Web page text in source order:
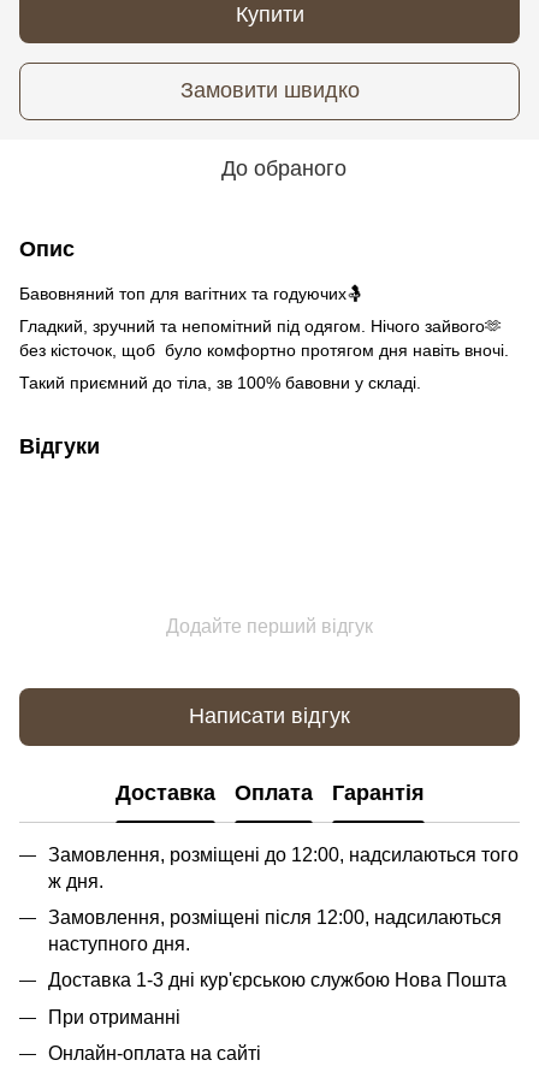
Купити
Замовити швидко
До обраного
Опис
Бавовняний топ для вагітних та годуючих🤱
Гладкий, зручний та непомітний під одягом. Нічого зайвого🫶
без кісточок, щоб було комфортно протягом дня навіть вночі.
Такий приємний до тіла, зв 100% бавовни у складі.
Відгуки
Додайте перший відгук
Написати відгук
Доставка Оплата Гарантія
Замовлення, розміщені до 12:00, надсилаються того
ж дня.
Замовлення, розміщені після 12:00, надсилаються
наступного дня.
Доставка 1-3 дні кур'єрською службою Нова Пошта
При отриманні
Онлайн-оплата на сайті